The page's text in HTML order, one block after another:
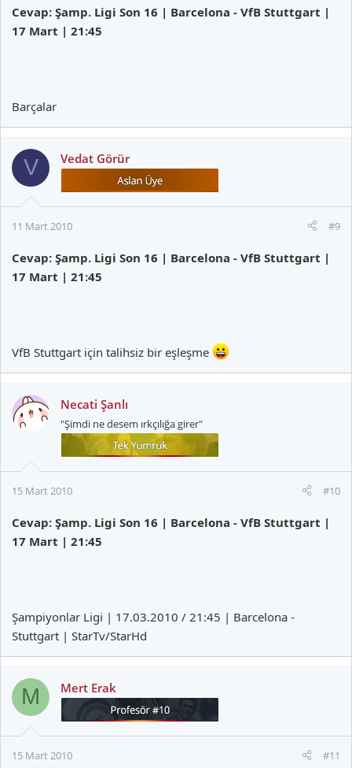
Cevap: Şamp. Ligi Son 16 | Barcelona - VfB Stuttgart |
17 Mart | 21:45
Barçalar
V Vedat Görür
11 Mart 2010 #9
Cevap: Şamp. Ligi Son 16 | Barcelona - VfB Stuttgart |
17 Mart | 21:45
VfB Stuttgart için talihsiz bir eşleşme
Necati Şanlı
"Şimdi ne desem ırkçılığa girer"
15 Mart 2010 #10
Cevap: Şamp. Ligi Son 16 | Barcelona - VfB Stuttgart |
17 Mart | 21:45
Şampiyonlar Ligi | 17.03.2010 / 21:45 | Barcelona -
Stuttgart | StarTv/StarHd
M Mert Erak
15 Mart 2010 #11